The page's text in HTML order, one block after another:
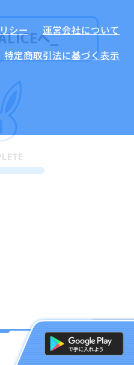
へ_
シー
運営会社について
特定商取引法に基づく表示